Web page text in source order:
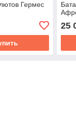
Гермес
25